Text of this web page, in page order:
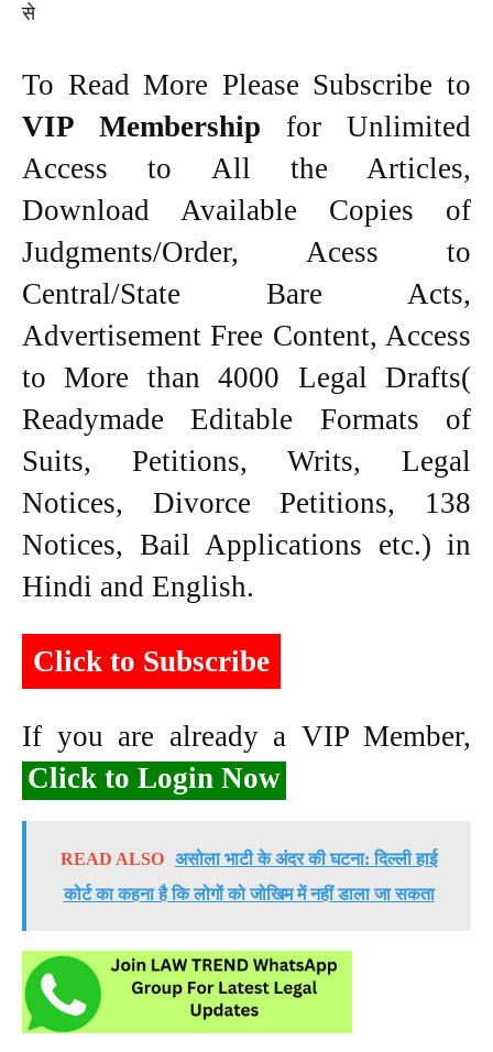
से
To Read More Please Subscribe to
VIP Membership for Unlimited
Access to All the Articles,
Download Available Copies of
Judgments/Order, Acess to
Central/State Bare Acts,
Advertisement Free Content, Access
to More than 4000 Legal Drafts(
Readymade Editable Formats of
Suits, Petitions, Writs, Legal
Notices, Divorce Petitions, 138
Notices, Bail Applications etc.) in
Hindi and English.
Click to Subscribe
If you are already a VIP Member,
Click to Login Now
READ ALSO असोला भाटी के अंदर की घटना: दिल्ली हाई
कोर्ट का कहना है कि लोगों को जोखिम में नहीं डाला जा सकता